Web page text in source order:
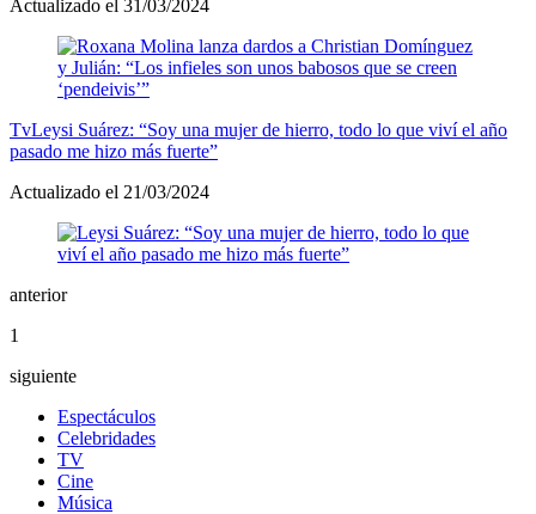
Actualizado el 31/03/2024
TvLeysi Suárez: “Soy una mujer de hierro, todo lo que viví el año
pasado me hizo más fuerte”
Actualizado el 21/03/2024
anterior
1
siguiente
Espectáculos
Celebridades
TV
Cine
Música